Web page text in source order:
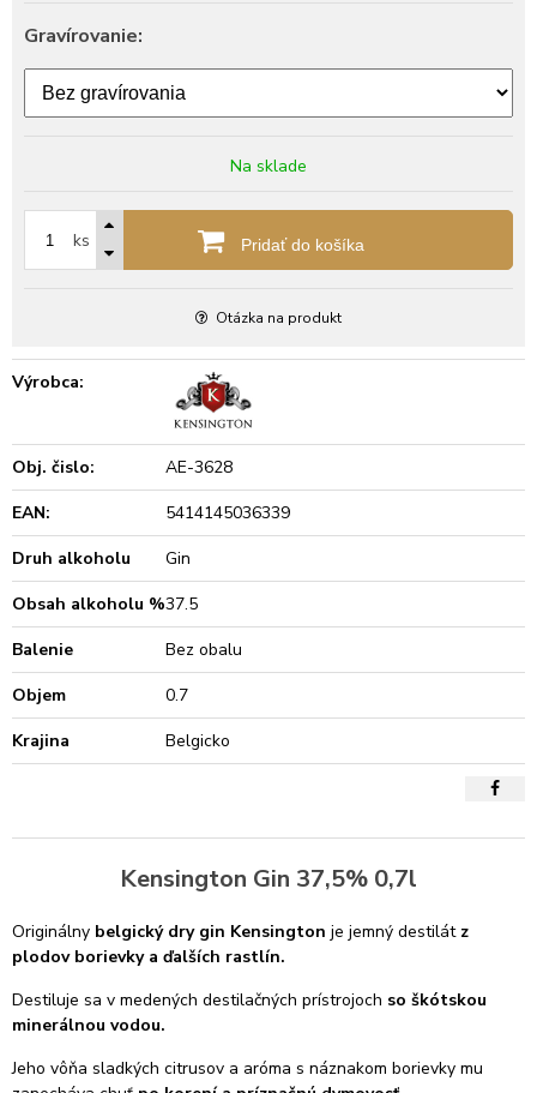
Gravírovanie:
Na sklade
ks Pridať do košíka
Otázka na produkt
Výrobca:
Obj. čislo:
AE-3628
EAN:
5414145036339
Druh alkoholu
Gin
Obsah alkoholu %37.5
Balenie
Bez obalu
Objem
0.7
Krajina
Belgicko
Kensington Gin 37,5% 0,7l
Originálny belgický dry gin Kensington je jemný destilát z
plodov borievky a ďalších rastlín.
Destiluje sa v medených destilačných prístrojoch so škótskou
minerálnou vodou.
Jeho vôňa sladkých citrusov a aróma s náznakom borievky mu